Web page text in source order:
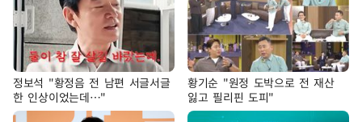
정보석 "황정음 전 남편 서글서글
한 인상이었는데…"
황기순 "원정 도박으로 전 재산
잃고 필리핀 도피"